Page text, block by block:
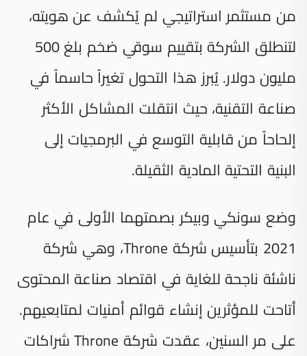
من مستثمر استراتيجي لم يُكشف عن هويته،
لتنطلق الشركة بتقييم سوقي ضخم بلغ 500
مليون دولار. يُبرز هذا التحول تغيراً حاسماً في
صناعة التقنية، حيث انتقلت المشاكل الأكثر
إلحاحاً من قابلية التوسع في البرمجيات إلى
البنية التحتية المادية الثقيلة.
وضع سونكي وبيكر بصمتهما الأولى في عام
2021 بتأسيس شركة Throne، وهي شركة
ناشئة ناجحة للغاية في اقتصاد صناعة المحتوى
أتاحت للمؤثرين إنشاء قوائم أمنيات لمتابعيهم.
على مر السنين، عقدت شركة Throne شراكات